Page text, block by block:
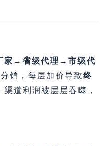
家→省级代理→市级代
销，每层加价导致终
渠道利润被层层吞噬，